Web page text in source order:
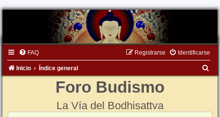
FAQ Identificarse
Registrarse
Inicio Índice general
Foro Budismo
La Vía del Bodhisattva